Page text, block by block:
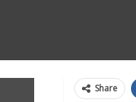
Share